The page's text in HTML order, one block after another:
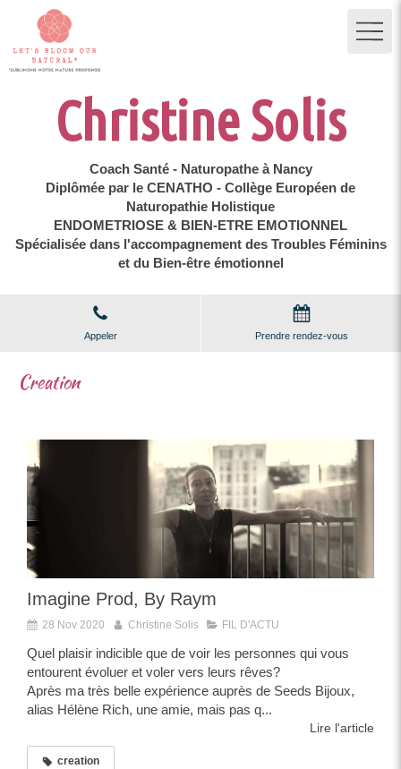
Christine Solis
Coach Santé - Naturopathe à Nancy
Diplômée par le CENATHO - Collège Européen de
Naturopathie Holistique
ENDOMETRIOSE & BIEN-ETRE EMOTIONNEL
Spécialisée dans l'accompagnement des Troubles Féminins
et du Bien-être émotionnel
Appeler Prendre rendez-vous
Creation
Imagine Prod, By Raym
28 Nov 2020 Christine Solis FIL D'ACTU
Quel plaisir indicible que de voir les personnes qui vous
entourent évoluer et voler vers leurs rêves?
Après ma très belle expérience auprès de Seeds Bijoux,
alias Hélène Rich, une amie, mais pas q...
Lire l'article
creation